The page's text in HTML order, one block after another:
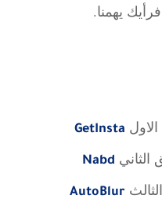
فرأيك يهمنا.
GetInsta
الثاني Nabd
AutoBlur